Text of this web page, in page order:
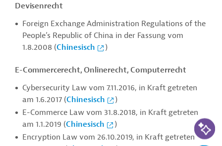
Devisenrecht
Foreign Exchange Administration Regulations of the
People’s Republic of China in der Fassung vom
1.8.2008 (Chinesisch )
E-Commercerecht, Onlinerecht, Computerrecht
Cybersecurity Law vom 7.11.2016, in Kraft getreten
am 1.6.2017 (Chinesisch
)
E-Commerce Law vom 31.8.2018, in Kraft getreten
am 1.1.2019 (Chinesisch
)
Encryption Law vom 26.10.2019, in Kraft getreten
KI-